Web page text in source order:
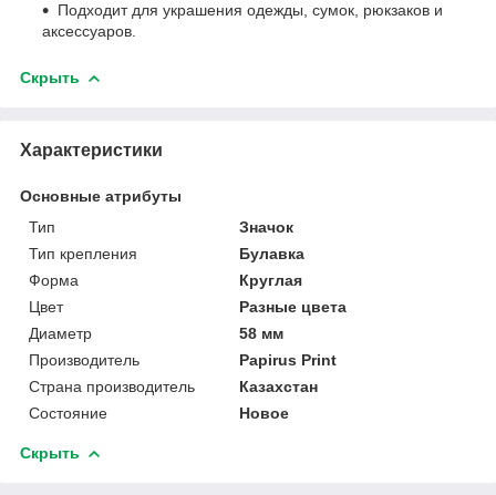
Подходит для украшения одежды, сумок, рюкзаков и
аксессуаров.
Скрыть
Характеристики
Основные атрибуты
Тип
Значок
Тип крепления
Булавка
Форма
Круглая
Цвет
Разные цвета
Диаметр
58 мм
Производитель
Papirus Print
Страна производитель
Казахстан
Состояние
Новое
Скрыть